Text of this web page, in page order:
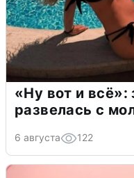
«Ну вот и
развелась с
6 августа 122